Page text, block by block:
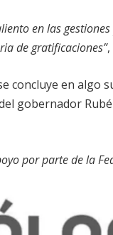
en las
de gratificaciones”,
concluye en algo
gobernador
por parte de la